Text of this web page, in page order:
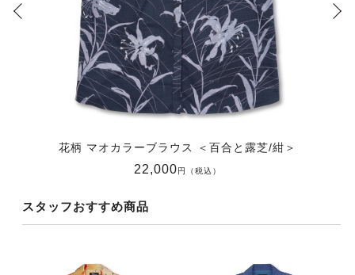
花柄 マオカラーブラウス ＜百合と露芝/紺＞
22,000円（税込）
スタッフおすすめ商品